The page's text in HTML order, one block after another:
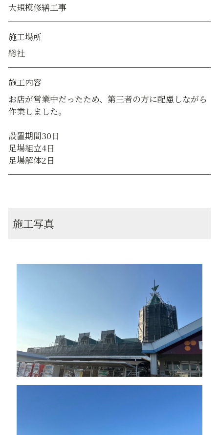
大規模修繕工事
施工場所
総社
施工内容
お店が営業中だったため、第三者の方に配慮しながら
作業しました。
設置期間30日
足場組立4日
足場解体2日
施工写真